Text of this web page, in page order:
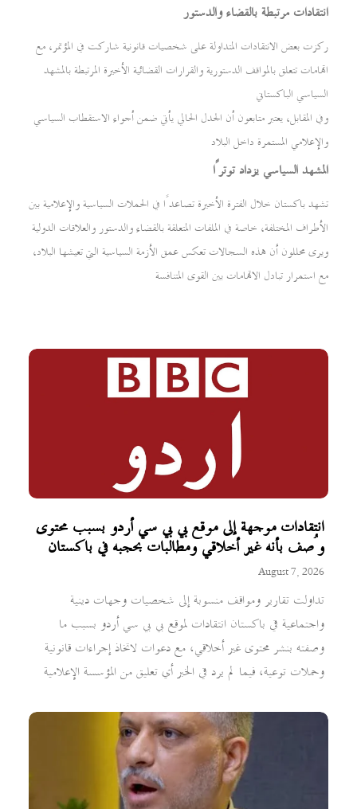
انتقادات موجهة إلى موقع بي بي سي أردو بسبب محتوى
وُصف بأنه غير أخلاقي ومطالبات بحجبه في باكستان
August 7, 2026
تداولت تقارير ومواقف منسوبة إلى شخصيات وجهات دينية
واجتماعية في باكستان انتقادات لموقع بي بي سي أردو بسبب ما
وصفته بنشر محتوى غير أخلاقي، مع دعوات لاتخاذ إجراءات قانونية
وحملات توعية، فيما لم يرد في الخبر أي تعليق من المؤسسة الإعلامية
انتقادات مرتبطة بالقضاء والدستور
ركزت بعض الانتقادات المتداولة على شخصيات قانونية شاركت في المؤتمر، مع
اتهامات تتعلق بالمواقف الدستورية والقرارات القضائية الأخيرة المرتبطة بالمشهد
السياسي الباكستاني
وفي المقابل، يعتبر متابعون أن الجدل الحالي يأتي ضمن أجواء الاستقطاب السياسي
والإعلامي المستمرة داخل البلاد
المشهد السياسي يزداد توترًا
تشهد باكستان خلال الفترة الأخيرة تصاعدًا في الحملات السياسية والإعلامية بين
الأطراف المختلفة، خاصة في الملفات المتعلقة بالقضاء والدستور والعلاقات الدولية
ويرى محللون أن هذه السجالات تعكس عمق الأزمة السياسية التي تعيشها البلاد،
مع استمرار تبادل الاتهامات بين القوى المتنافسة